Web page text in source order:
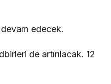
edecek.
de artırılacak. 12